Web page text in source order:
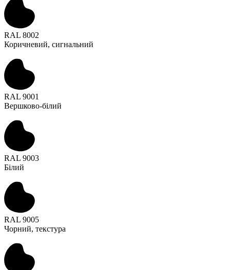
RAL 8002
Коричневий, сигнальний
RAL 9001
Вершково-білий
RAL 9003
Білий
RAL 9005
Чорний, текстура